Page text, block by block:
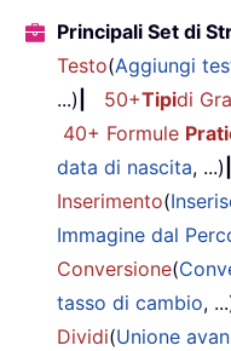
Principali Set di
Testo(Aggiungi
...)
50+Tipidi
40+ Formule
data di nascita, ...)
Inserimento(
Immagine dal
Conversione(
tasso di cambio,
Dividi(Unione